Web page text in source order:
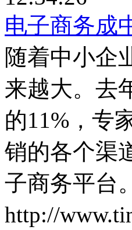
电子商务成
随着中小企
来越大。去
的11%，专
销的各个渠
子商务平台。
http://